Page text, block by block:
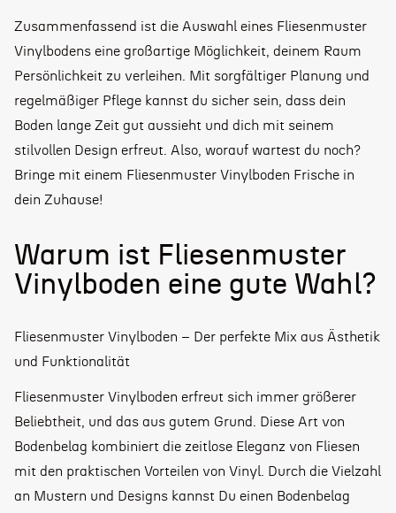
Zusammenfassend ist die Auswahl eines Fliesenmuster
Vinylbodens eine großartige Möglichkeit, deinem Raum
Persönlichkeit zu verleihen. Mit sorgfältiger Planung und
regelmäßiger Pflege kannst du sicher sein, dass dein
Boden lange Zeit gut aussieht und dich mit seinem
stilvollen Design erfreut. Also, worauf wartest du noch?
Bringe mit einem Fliesenmuster Vinylboden Frische in
dein Zuhause!
Warum ist Fliesenmuster
Vinylboden eine gute Wahl?
Fliesenmuster Vinylboden – Der perfekte Mix aus Ästhetik
und Funktionalität
Fliesenmuster Vinylboden erfreut sich immer größerer
Beliebtheit, und das aus gutem Grund. Diese Art von
Bodenbelag kombiniert die zeitlose Eleganz von Fliesen
mit den praktischen Vorteilen von Vinyl. Durch die Vielzahl
an Mustern und Designs kannst Du einen Bodenbelag